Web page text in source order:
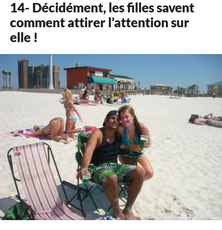
14- Décidément, les filles savent
comment attirer l’attention sur
elle !